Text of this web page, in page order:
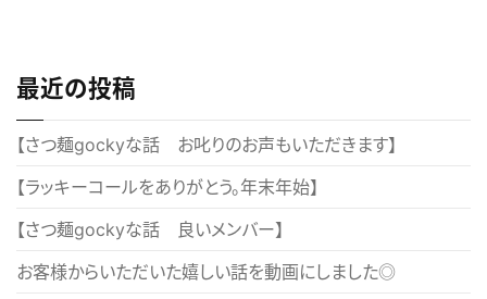
ゲ
ー
ン
最近の投稿
【さつ麺gockyな話 お叱りのお声もいただきます】
【ラッキーコールをありがとう。年末年始】
【さつ麺gockyな話 良いメンバー】
お客様からいただいた嬉しい話を動画にしました◎